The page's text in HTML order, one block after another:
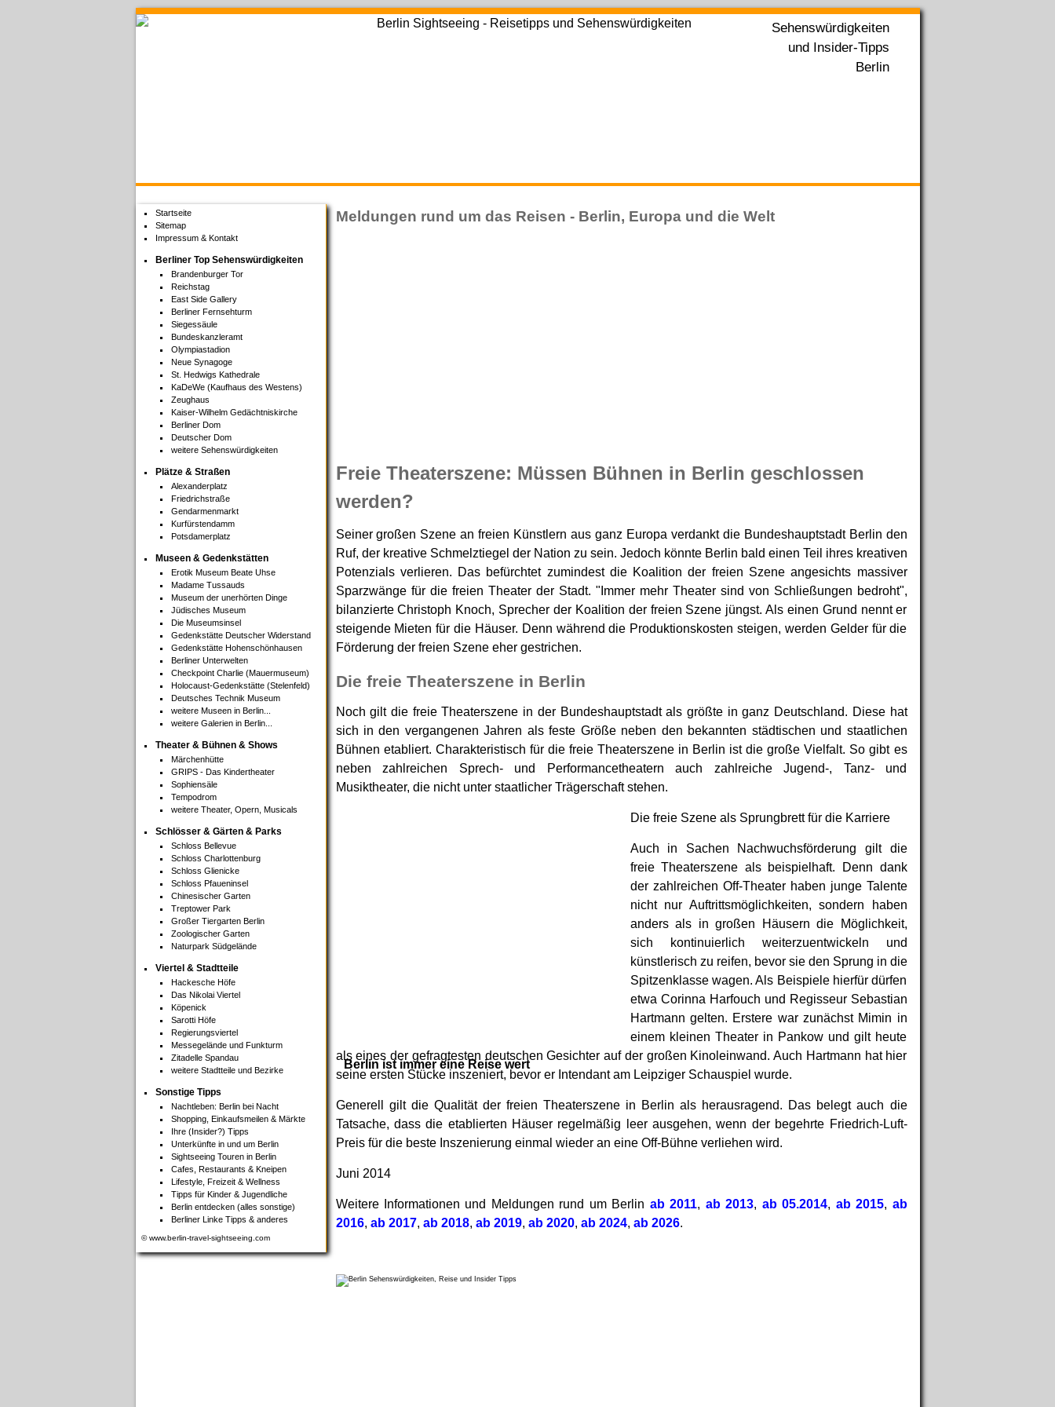
Sehenswürdigkeiten
und Insider-Tipps
Berlin
Meldungen rund um das Reisen - Berlin, Europa und die Welt
Freie Theaterszene: Müssen Bühnen in Berlin geschlossen
werden?
Seiner großen Szene an freien Künstlern aus ganz Europa verdankt die Bundeshauptstadt Berlin den
Ruf, der kreative Schmelztiegel der Nation zu sein. Jedoch könnte Berlin bald einen Teil ihres kreativen
Potenzials verlieren. Das befürchtet zumindest die Koalition der freien Szene angesichts massiver
Sparzwänge für die freien Theater der Stadt. "Immer mehr Theater sind von Schließungen bedroht",
bilanzierte Christoph Knoch, Sprecher der Koalition der freien Szene jüngst. Als einen Grund nennt er
steigende Mieten für die Häuser. Denn während die Produktionskosten steigen, werden Gelder für die
Förderung der freien Szene eher gestrichen.
Die freie Theaterszene in Berlin
Noch gilt die freie Theaterszene in der Bundeshauptstadt als größte in ganz Deutschland. Diese hat
sich in den vergangenen Jahren als feste Größe neben den bekannten städtischen und staatlichen
Bühnen etabliert. Charakteristisch für die freie Theaterszene in Berlin ist die große Vielfalt. So gibt es
neben zahlreichen Sprech- und Performancetheatern auch zahlreiche Jugend-, Tanz- und
Musiktheater, die nicht unter staatlicher Trägerschaft stehen.
Die freie Szene als Sprungbrett für die Karriere
Auch in Sachen Nachwuchsförderung gilt die
freie Theaterszene als beispielhaft. Denn dank
der zahlreichen Off-Theater haben junge Talente
nicht nur Auftrittsmöglichkeiten, sondern haben
anders als in großen Häusern die Möglichkeit,
sich kontinuierlich weiterzuentwickeln und
künstlerisch zu reifen, bevor sie den Sprung in die
Spitzenklasse wagen. Als Beispiele hierfür dürfen
etwa Corinna Harfouch und Regisseur Sebastian
Hartmann gelten. Erstere war zunächst Mimin in
einem kleinen Theater in Pankow und gilt heute
als eines der gefragtesten deutschen Gesichter auf der großen Kinoleinwand. Auch Hartmann hat hier
seine ersten Stücke inszeniert, bevor er Intendant am Leipziger Schauspiel wurde.
Generell gilt die Qualität der freien Theaterszene in Berlin als herausragend. Das belegt auch die
Tatsache, dass die etablierten Häuser regelmäßig leer ausgehen, wenn der begehrte Friedrich-Luft-
Preis für die beste Inszenierung einmal wieder an eine Off-Bühne verliehen wird.
Juni 2014
Weitere Informationen und Meldungen rund um Berlin ab 2011, ab 2013, ab 05.2014, ab 2015, ab
2016, ab 2017, ab 2018, ab 2019, ab 2020, ab 2024, ab 2026.
Berlin ist immer eine Reise wert
Startseite
Sitemap
Impressum & Kontakt
Berliner Top Sehenswürdigkeiten
Brandenburger Tor
Reichstag
East Side Gallery
Berliner Fernsehturm
Siegessäule
Bundeskanzleramt
Olympiastadion
Neue Synagoge
St. Hedwigs Kathedrale
KaDeWe (Kaufhaus des Westens)
Zeughaus
Kaiser-Wilhelm Gedächtniskirche
Berliner Dom
Deutscher Dom
weitere Sehenswürdigkeiten
Plätze & Straßen
Alexanderplatz
Friedrichstraße
Gendarmenmarkt
Kurfürstendamm
Potsdamerplatz
Museen & Gedenkstätten
Erotik Museum Beate Uhse
Madame Tussauds
Museum der unerhörten Dinge
Jüdisches Museum
Die Museumsinsel
Gedenkstätte Deutscher Widerstand
Gedenkstätte Hohenschönhausen
Berliner Unterwelten
Checkpoint Charlie (Mauermuseum)
Holocaust-Gedenkstätte (Stelenfeld)
Deutsches Technik Museum
weitere Museen in Berlin...
weitere Galerien in Berlin...
Theater & Bühnen & Shows
Märchenhütte
GRIPS - Das Kindertheater
Sophiensäle
Tempodrom
weitere Theater, Opern, Musicals
Schlösser & Gärten & Parks
Schloss Bellevue
Schloss Charlottenburg
Schloss Glienicke
Schloss Pfaueninsel
Chinesischer Garten
Treptower Park
Großer Tiergarten Berlin
Zoologischer Garten
Naturpark Südgelände
Viertel & Stadtteile
Hackesche Höfe
Das Nikolai Viertel
Köpenick
Sarotti Höfe
Regierungsviertel
Messegelände und Funkturm
Zitadelle Spandau
weitere Stadtteile und Bezirke
Sonstige Tipps
Nachtleben: Berlin bei Nacht
Shopping, Einkaufsmeilen & Märkte
Ihre (Insider?) Tipps
Unterkünfte in und um Berlin
Sightseeing Touren in Berlin
Cafes, Restaurants & Kneipen
Lifestyle, Freizeit & Wellness
Tipps für Kinder & Jugendliche
Berlin entdecken (alles sonstige)
Berliner Linke Tipps & anderes
© www.berlin-travel-sightseeing.com